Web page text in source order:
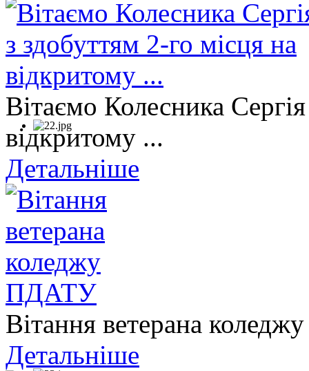
Вітаємо Колесника
відкритому ...
Детальніше
Вітання ветерана
Детальніше